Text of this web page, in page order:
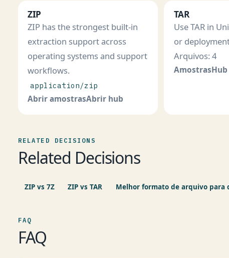
ZIP
ZIP has the strongest built-in
extraction support across
operating systems and support
workflows.
application/zip
Abrir amostrasAbrir hub
TAR
Use TAR in
or
Arquivos: 4
AmostrasHub
RELATED DECISIONS
Related Decisions
ZIP vs 7Z ZIP vs TAR Melhor formato de arquivo para
FAQ
FAQ